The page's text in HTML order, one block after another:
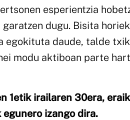
esperientzia
dugu. Bisita
egokituta daude, talde
modu aktiboan parte
1etik irailaren 30era,
izango dira.